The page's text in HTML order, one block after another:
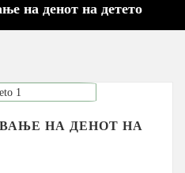
на денот на детето
НА ДЕНОТ НА